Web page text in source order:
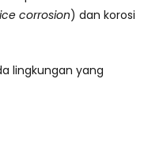
corrosion) dan korosi
lingkungan yang